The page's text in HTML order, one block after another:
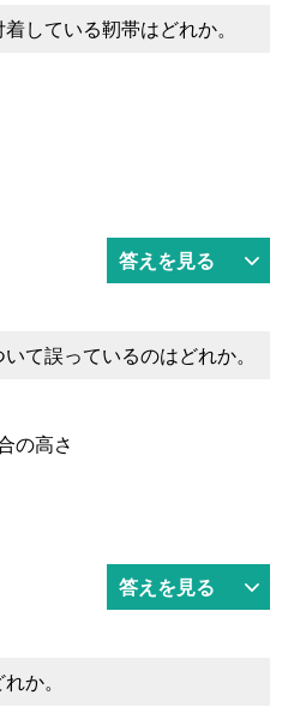
している靭帯はどれか。
答えを見る
て誤っているのはどれか。
の高さ
答えを見る
か。